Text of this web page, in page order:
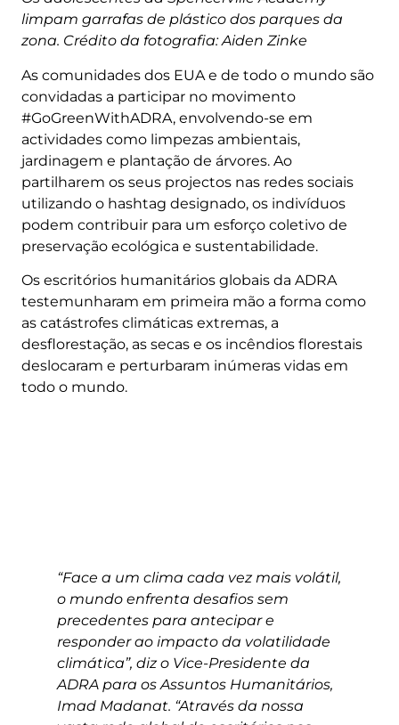
limpam garrafas de plástico dos parques da
zona. Crédito da fotografia: Aiden Zinke
As comunidades dos EUA e de todo o mundo são
convidadas a participar no movimento
#GoGreenWithADRA, envolvendo-se em
actividades como limpezas ambientais,
jardinagem e plantação de árvores. Ao
partilharem os seus projectos nas redes sociais
utilizando o hashtag designado, os indivíduos
podem contribuir para um esforço coletivo de
preservação ecológica e sustentabilidade.
Os escritórios humanitários globais da ADRA
testemunharam em primeira mão a forma como
as catástrofes climáticas extremas, a
desflorestação, as secas e os incêndios florestais
deslocaram e perturbaram inúmeras vidas em
todo o mundo.
“Face a um clima cada vez mais volátil,
o mundo enfrenta desafios sem
precedentes para antecipar e
responder ao impacto da volatilidade
climática”, diz o Vice-Presidente da
ADRA para os Assuntos Humanitários,
Imad Madanat. “Através da nossa